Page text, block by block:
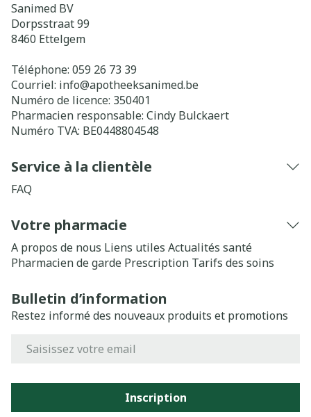
Sanimed BV
Dorpsstraat 99
8460 Ettelgem
Téléphone: 059 26 73 39
Courriel: info@apotheeksanimed.be
Numéro de licence: 350401
Pharmacien responsable: Cindy Bulckaert
Numéro TVA: BE0448804548
Service à la clientèle
FAQ
Votre pharmacie
A propos de nous Liens utiles Actualités santé
Pharmacien de garde Prescription Tarifs des soins
Bulletin d’information
Restez informé des nouveaux produits et promotions
Inscription